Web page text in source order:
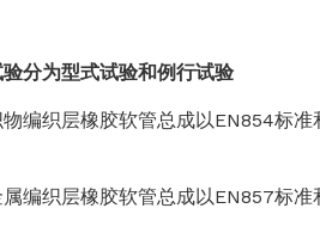
为型式试验和例行试验
织层橡胶软管总成以EN854标准
织层橡胶软管总成以EN857标准